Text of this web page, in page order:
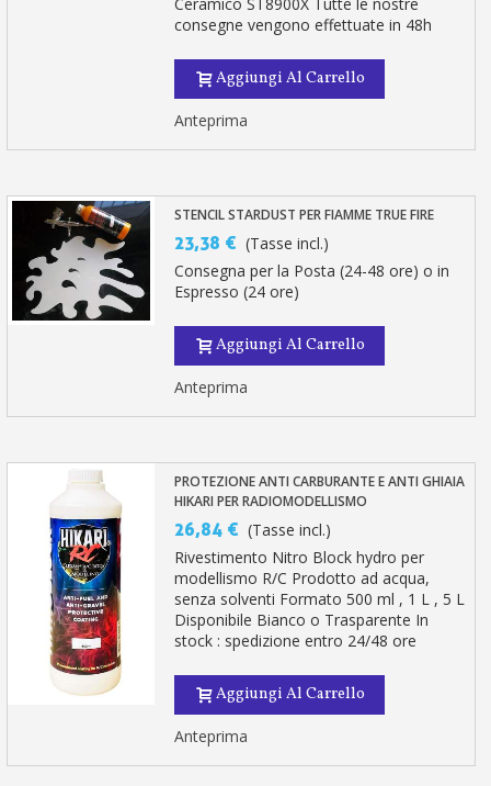
consegne vengono effettuate in 48h
Aggiungi Al Carrello
Anteprima
STENCIL STARDUST PER FIAMME TRUE FIRE
23,38 € (Tasse incl.)
Consegna per la Posta (24-48 ore) o in
Espresso (24 ore)
Aggiungi Al Carrello
Anteprima
PROTEZIONE ANTI CARBURANTE E ANTI GHIAIA
HIKARI PER RADIOMODELLISMO
26,84 € (Tasse incl.)
Rivestimento Nitro Block hydro per
modellismo R/C Prodotto ad acqua,
senza solventi Formato 500 ml , 1 L , 5 L
Disponibile Bianco o Trasparente In
stock : spedizione entro 24/48 ore
Aggiungi Al Carrello
Anteprima